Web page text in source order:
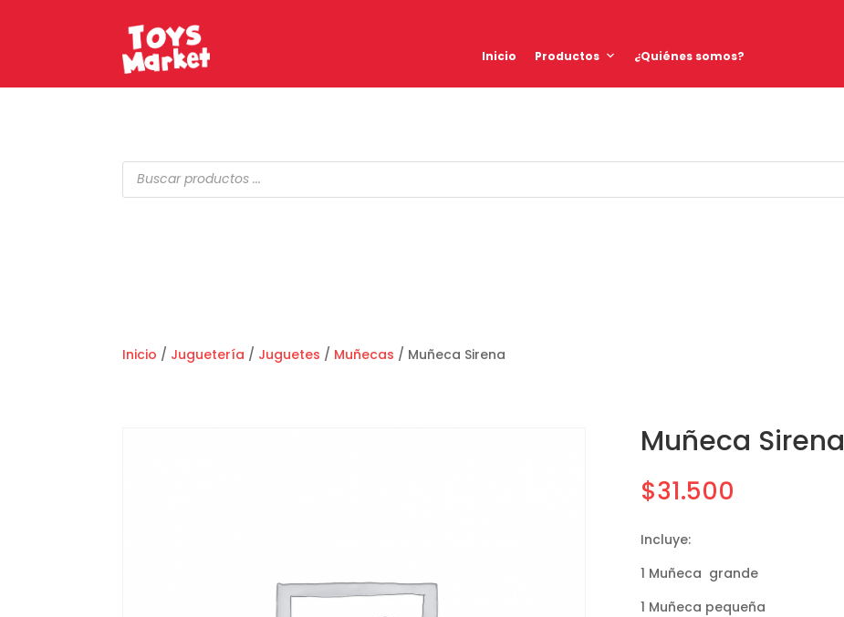
Inicio Productos ¿Quiénes somos?
Búsqueda
de
productos
Inicio / Juguetería / Juguetes / Muñecas / Muñeca Sirena
Muñeca Sirena
$31.500
Incluye:
1 Muñeca grande
1 Muñeca pequeña